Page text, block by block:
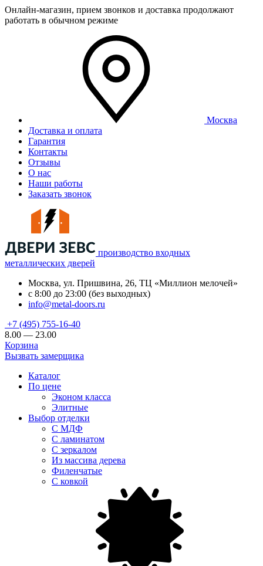
Онлайн-магазин, прием звонков и доставка продолжают
работать в обычном режиме
Москва
Доставка и оплата
Гарантия
Контакты
Отзывы
О нас
Наши работы
Заказать звонок
производство входных
металлических дверей
Москва, ул. Пришвина, 26, ТЦ «Миллион мелочей»
с 8:00 до 23:00 (без выходных)
info@metal-doors.ru
+7 (495) 755-16-40
8.00 — 23.00
Корзина
Вызвать замерщика
Каталог
По цене
Эконом класса
Элитные
Выбор отделки
С МДФ
С ламинатом
С зеркалом
Из массива дерева
Филенчатые
С ковкой